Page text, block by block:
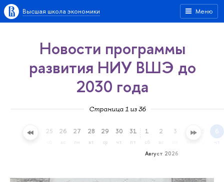
Меню
Высшая школа экономики
Новости программы
развития НИУ ВШЭ до
2030 года
Страница 1 из 36
24 25 26 27
пн
28
вт
29
ср
30
чт
31
пт
Август 2026
1
сб
2 3 4 6
чт